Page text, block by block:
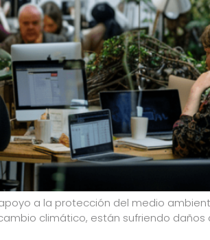
a la protección del medio
climático, están sufriendo daños